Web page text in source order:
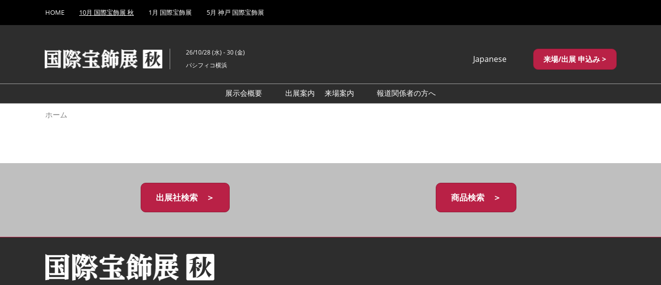
キ
し
て
to
HOME 10月 国際宝飾展 秋 1月 国際宝飾展 5月 神戸 国際宝飾展
26/10/28 (水) - 30 (金)
パシフィコ横浜
Japanese
繁體中文
来場/出展 申込み >
展示会概要
出展案内
来場案内
報道関係者の方へ
ホーム
出展社検索 ＞ 商品検索 ＞